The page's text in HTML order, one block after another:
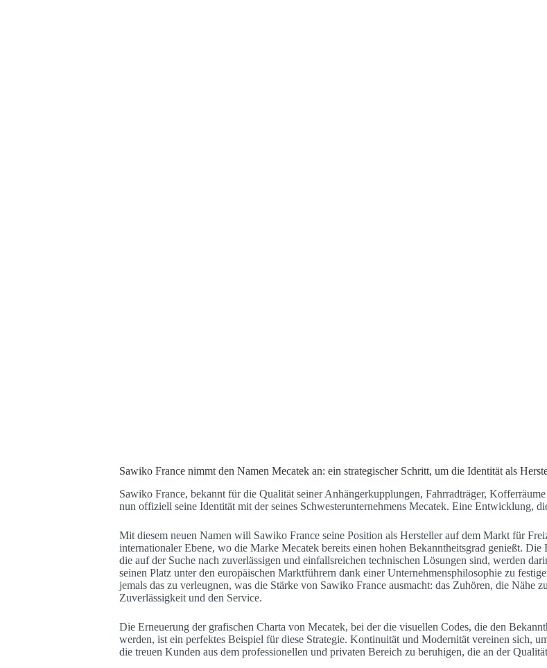
Sawiko France nimmt den Namen Mecatek an: ein strategischer Schritt, um die Identität als
Sawiko France, bekannt für die Qualität seiner Anhängerkupplungen, Fahrradträger,
nun offiziell seine Identität mit der seines Schwesterunternehmens Mecatek. Eine Entwicklung,
Mit diesem neuen Namen will Sawiko France seine Position als Hersteller auf dem Markt für
internationaler Ebene, wo die Marke Mecatek bereits einen hohen Bekanntheitsgrad genießt.
die auf der Suche nach zuverlässigen und einfallsreichen technischen Lösungen sind, werden
seinen Platz unter den europäischen Marktführern dank einer Unternehmensphilosophie zu
jemals das zu verleugnen, was die Stärke von Sawiko France ausmacht: das Zuhören, die Nähe
Zuverlässigkeit und den Service.
Die Erneuerung der grafischen Charta von Mecatek, bei der die visuellen Codes, die den
werden, ist ein perfektes Beispiel für diese Strategie. Kontinuität und Modernität vereinen sich,
die treuen Kunden aus dem professionellen und privaten Bereich zu beruhigen, die an der